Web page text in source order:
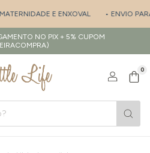
E ENXOVAL • ENVIO PARA TODO
NO PIX + 5% CUPOM
0